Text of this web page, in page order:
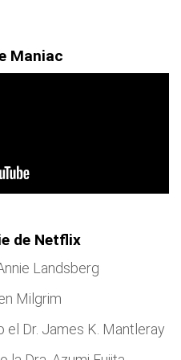
Maniac
de Netflix
Landsberg
Milgrim
el Dr. James K. Mantleray